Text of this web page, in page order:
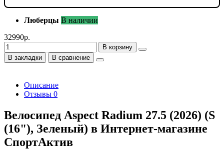
Люберцы В наличии
32990р.
В корзину
В закладки
В сравнение
Описание
Отзывы 0
Велосипед Aspect Radium 27.5 (2026) (S
(16"), Зеленый) в Интернет-магазине
СпортАктив